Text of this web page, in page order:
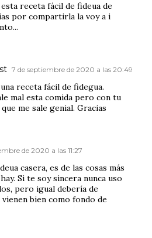
receta fácil de fideua de
por compartirla la voy a i
7 de septiembre de 2020 a las 20:49
receta fácil de fidegua.
mal esta comida pero con tu
me sale genial. Gracias
de 2020 a las 11:27
casera, es de las cosas más
Si te soy sincera nunca uso
pero igual debería de
vienen bien como fondo de